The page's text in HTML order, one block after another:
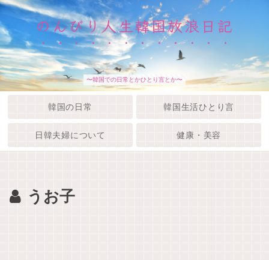
のんびり人生韓国放浪日記
〜韓国での日常とかひとり言とか〜
韓国の日常 韓国生活ひとり言
日韓夫婦について 健康・美容
うお子